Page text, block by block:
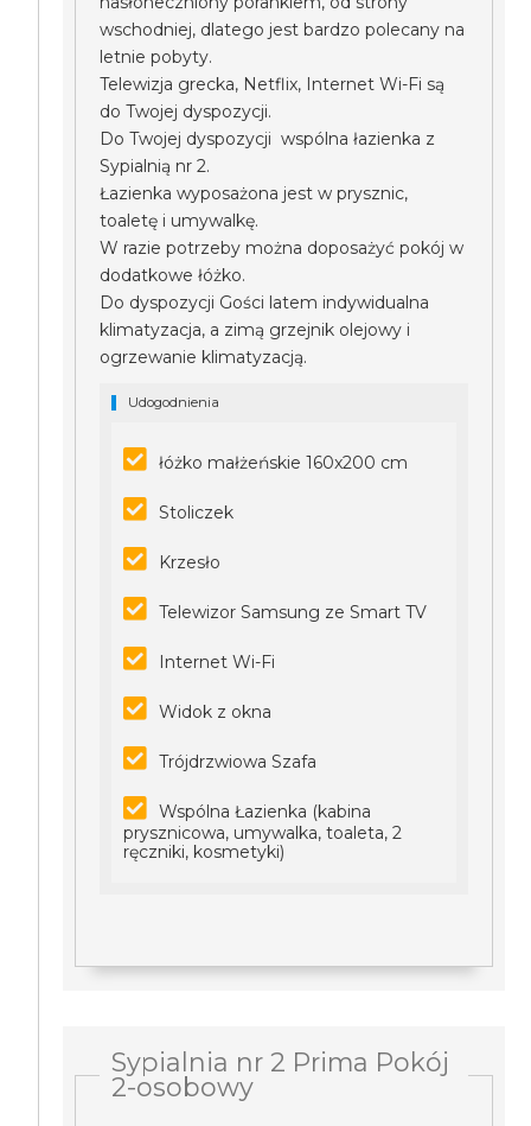
wschodniej, dlatego jest bardzo polecany na
letnie pobyty.
Telewizja grecka, Netflix, Internet Wi-Fi są
do Twojej dyspozycji.
Do Twojej dyspozycji wspólna łazienka z
Sypialnią nr 2.
Łazienka wyposażona jest w prysznic,
toaletę i umywalkę.
W razie potrzeby można doposażyć pokój w
dodatkowe łóżko.
Do dyspozycji Gości latem indywidualna
klimatyzacja, a zimą grzejnik olejowy i
ogrzewanie klimatyzacją.
Udogodnienia
łóżko małżeńskie 160x200 cm
Stoliczek
Krzesło
Telewizor Samsung ze Smart TV
Internet Wi-Fi
Widok z okna
Trójdrzwiowa Szafa
Wspólna Łazienka (kabina
prysznicowa, umywalka, toaleta, 2
ręczniki, kosmetyki)
Sypialnia nr 2 Prima Pokój
2-osobowy